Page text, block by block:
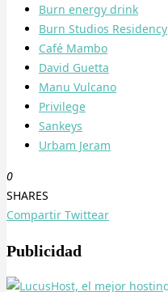
Burn energy drink
Burn Studios Residency
Café Mambo
David Guetta
Manu Vulcano
Privilege
Sankeys
Urbam Jeram
0
SHARES
Compartir Twittear
Publicidad